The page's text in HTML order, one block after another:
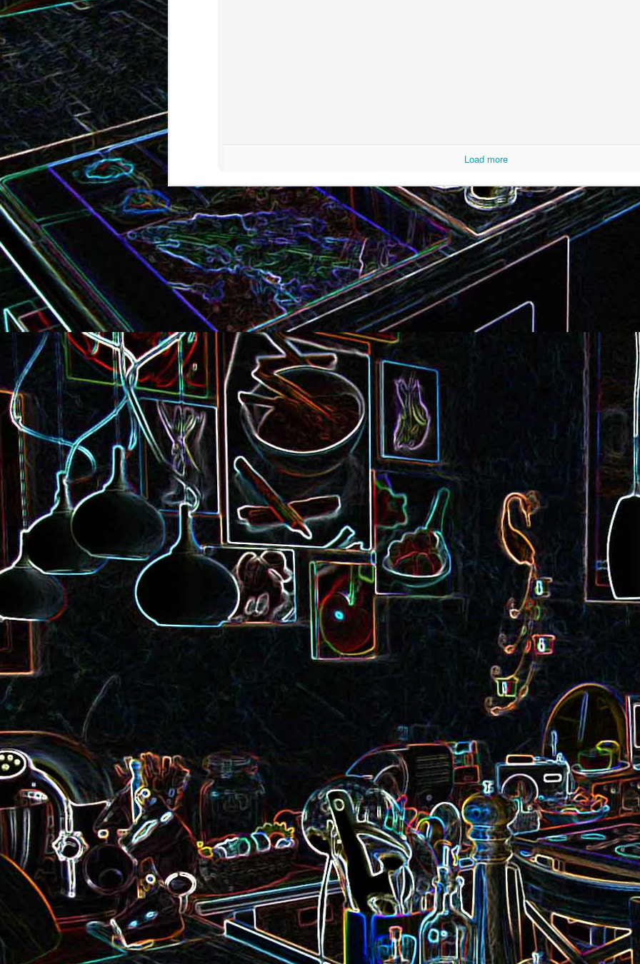
Load more
Curry de brocoli et de carottes
Croque-monsieur à la viande
des grisons, au Comté et aux
noix
Croque-madame aux
épinards et au gingembre Smoothie à l'orange et à la
mangue
Curry de pois
Tarte amandine
Pizza à la choucroute, aux
lardons et au cumin Crème de poivron aux noix Cake au saucisson
Baguette à la raclette, à la
roquette et aux graines de
courge Smoothie aux kiwis et à la
mangue
Gâteau au chocolat et au Pizza aux rillettes
Tarte à la pralinoise et aux
noisettes
Colombo de crevettes au lait
de coco Tarte aux pommes, au miel et
aux amandes
Choux de
chorizo et à la
2